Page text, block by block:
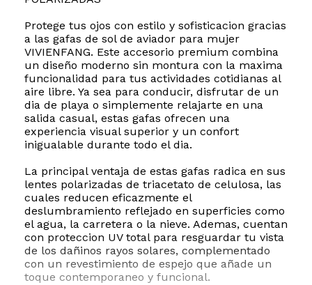
Protege tus ojos con estilo y sofisticacion gracias
a las gafas de sol de aviador para mujer
VIVIENFANG. Este accesorio premium combina
un diseño moderno sin montura con la maxima
funcionalidad para tus actividades cotidianas al
aire libre. Ya sea para conducir, disfrutar de un
dia de playa o simplemente relajarte en una
salida casual, estas gafas ofrecen una
experiencia visual superior y un confort
inigualable durante todo el dia.
La principal ventaja de estas gafas radica en sus
lentes polarizadas de triacetato de celulosa, las
cuales reducen eficazmente el
deslumbramiento reflejado en superficies como
el agua, la carretera o la nieve. Ademas, cuentan
con proteccion UV total para resguardar tu vista
de los dañinos rayos solares, complementado
con un revestimiento de espejo que añade un
toque contemporaneo y funcional.